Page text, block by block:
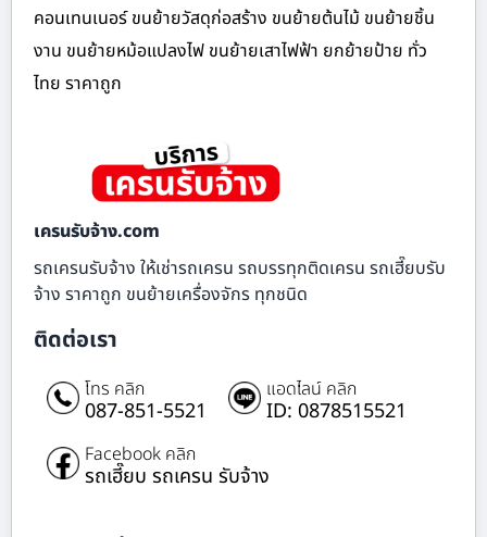
คอนเทนเนอร์ ขนย้ายวัสดุก่อสร้าง ขนย้ายต้นไม้ ขนย้ายชิ้น
งาน ขนย้ายหม้อแปลงไฟ ขนย้ายเสาไฟฟ้า ยกย้ายป้าย ทั่ว
ไทย ราคาถูก
เครนรับจ้าง.com
รถเครนรับจ้าง ให้เช่ารถเครน รถบรรทุกติดเครน รถเฮี๊ยบรับ
จ้าง ราคาถูก ขนย้ายเครื่องจักร ทุกชนิด
ติดต่อเรา
โทร คลิก
087-851-5521
แอดไลน์ คลิก
ID: 0878515521
Facebook คลิก
รถเฮี๊ยบ รถเครน รับจ้าง